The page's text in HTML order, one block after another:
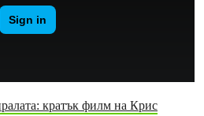
кратък филм на Крис